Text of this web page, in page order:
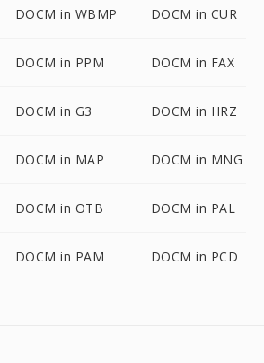
DOCM in WBMP DOCM in CUR
DOCM in PPM DOCM in FAX
DOCM in G3 DOCM in HRZ
DOCM in MAP DOCM in MNG
DOCM in OTB DOCM in PAL
DOCM in PAM DOCM in PCD